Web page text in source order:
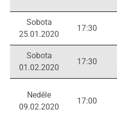
Sobota
25.01.2020
17:30
Sobota
01.02.2020
17:30
Neděle
09.02.2020
17:00